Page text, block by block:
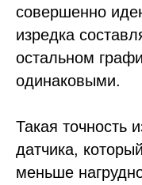
совершенно
изредка
остальном
одинаковыми.
Такая точность
датчика,
меньше